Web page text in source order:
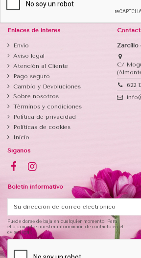
Enlaces de interés
Envío
Aviso legal
Atención al Cliente
Pago seguro
Cambio y Devoluciones
Sobre nosotros
Términos y condiciones
Política de privacidad
Politicas de cookies
Inicio
Zarcillo
C/
622
Síganos
Boletin informativo
Puede darse de baja en cualquier momento. Para
ello, consulte nuestra información de contacto en el
aviso legal.